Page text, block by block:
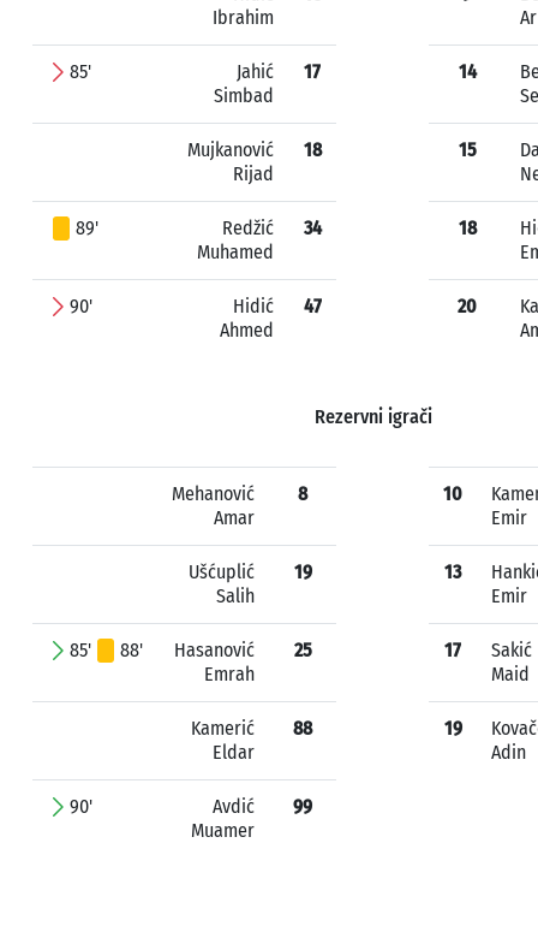
Ibrahim
85'
Jahić
Simbad
17
Mujkanović
Rijad
18
89'
Redžić
Muhamed
34
90'
Hidić
Ahmed
47
14
15
18
20
Rezervni igrači
Mehanović
Amar
8
Ušćuplić
Salih
19
85' 88'
Hasanović
Emrah
25
Kamerić
Eldar
88
90'
Avdić
Muamer
99
10
Emir
13
Emir
17
Sakić
Maid
19
Adin